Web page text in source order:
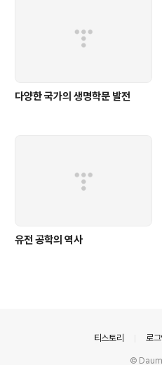
다양한 국가의 생명학문 발전
유전 공학의 역사
티스토리 로그
©